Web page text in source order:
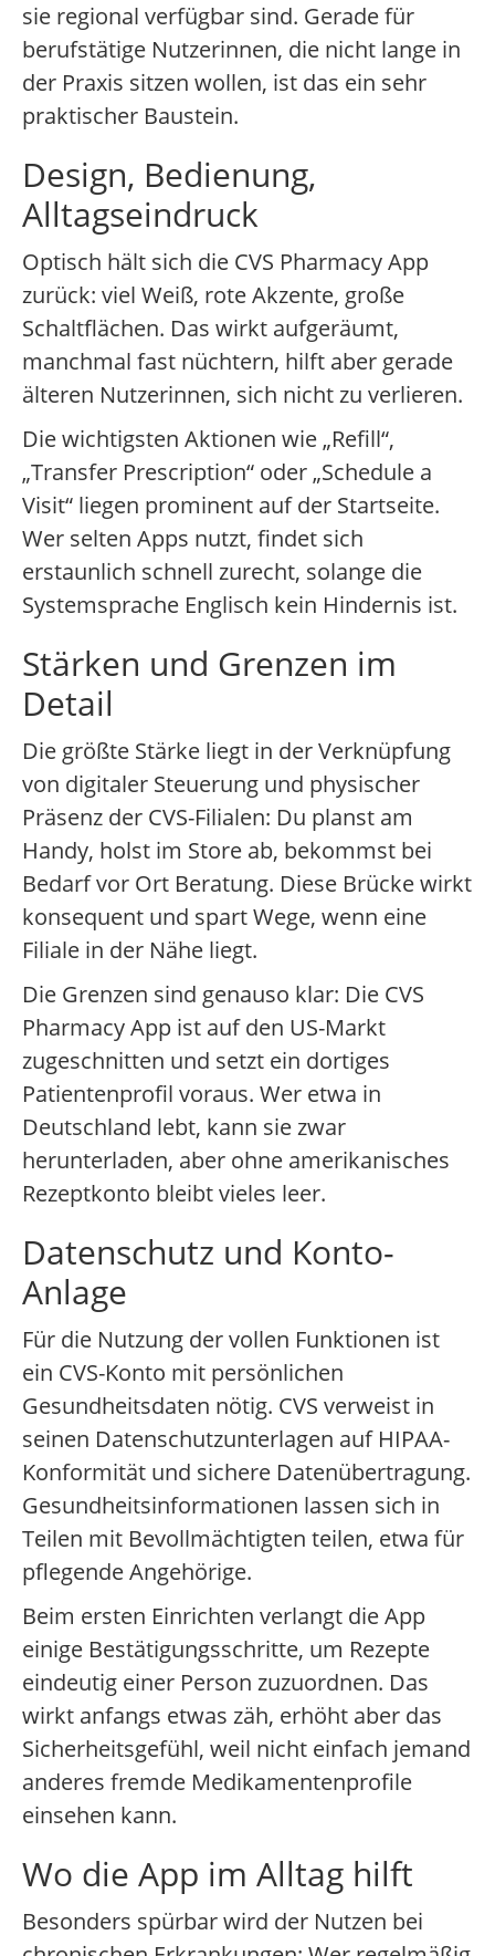
sie regional verfügbar sind. Gerade für
berufstätige Nutzerinnen, die nicht lange in
der Praxis sitzen wollen, ist das ein sehr
praktischer Baustein.
Design, Bedienung,
Alltagseindruck
Optisch hält sich die CVS Pharmacy App
zurück: viel Weiß, rote Akzente, große
Schaltflächen. Das wirkt aufgeräumt,
manchmal fast nüchtern, hilft aber gerade
älteren Nutzerinnen, sich nicht zu verlieren.
Die wichtigsten Aktionen wie „Refill“,
„Transfer Prescription“ oder „Schedule a
Visit“ liegen prominent auf der Startseite.
Wer selten Apps nutzt, findet sich
erstaunlich schnell zurecht, solange die
Systemsprache Englisch kein Hindernis ist.
Stärken und Grenzen im
Detail
Die größte Stärke liegt in der Verknüpfung
von digitaler Steuerung und physischer
Präsenz der CVS-Filialen: Du planst am
Handy, holst im Store ab, bekommst bei
Bedarf vor Ort Beratung. Diese Brücke wirkt
konsequent und spart Wege, wenn eine
Filiale in der Nähe liegt.
Die Grenzen sind genauso klar: Die CVS
Pharmacy App ist auf den US-Markt
zugeschnitten und setzt ein dortiges
Patientenprofil voraus. Wer etwa in
Deutschland lebt, kann sie zwar
herunterladen, aber ohne amerikanisches
Rezeptkonto bleibt vieles leer.
Datenschutz und Konto-
Anlage
Für die Nutzung der vollen Funktionen ist
ein CVS-Konto mit persönlichen
Gesundheitsdaten nötig. CVS verweist in
seinen Datenschutzunterlagen auf HIPAA-
Konformität und sichere Datenübertragung.
Gesundheitsinformationen lassen sich in
Teilen mit Bevollmächtigten teilen, etwa für
pflegende Angehörige.
Beim ersten Einrichten verlangt die App
einige Bestätigungsschritte, um Rezepte
eindeutig einer Person zuzuordnen. Das
wirkt anfangs etwas zäh, erhöht aber das
Sicherheitsgefühl, weil nicht einfach jemand
anderes fremde Medikamentenprofile
einsehen kann.
Wo die App im Alltag hilft
Besonders spürbar wird der Nutzen bei